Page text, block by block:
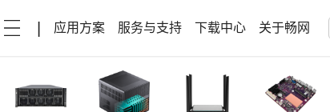
应用方案 服务与支持 下载中心 关于畅网